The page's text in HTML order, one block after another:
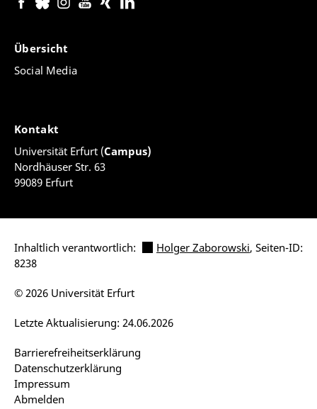
Übersicht
Social Media
Kontakt
Universität Erfurt (Campus)
Nordhäuser Str. 63
99089 Erfurt
Inhaltlich verantwortlich: Holger Zaborowski, Seiten-ID:
8238
Barrierefreiheitserklärung
Datenschutzerklärung
Impressum
Abmelden
Letzte Aktualisierung: 24.06.2026
© 2026 Universität Erfurt